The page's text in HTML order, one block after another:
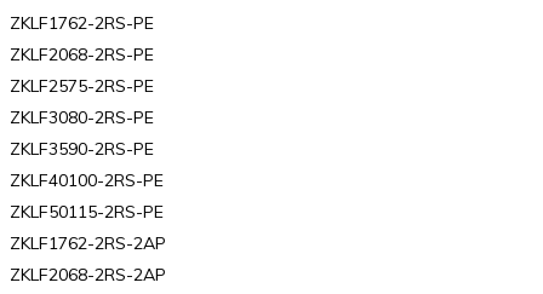
ZKLF1762-2RS-PE
ZKLF2068-2RS-PE
ZKLF2575-2RS-PE
ZKLF3080-2RS-PE
ZKLF3590-2RS-PE
ZKLF40100-2RS-PE
ZKLF50115-2RS-PE
ZKLF1762-2RS-2AP
ZKLF2068-2RS-2AP